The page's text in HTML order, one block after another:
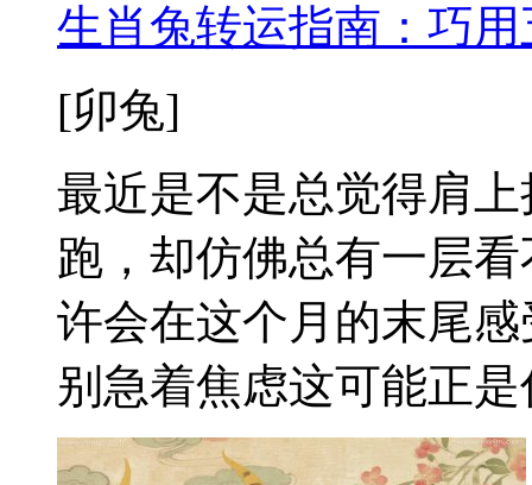
生肖兔转运指南：巧
[卯兔]
最近是不是总觉得肩
跑，却仿佛总有一层
许会在这个月的末尾
别急着焦虑这可能正